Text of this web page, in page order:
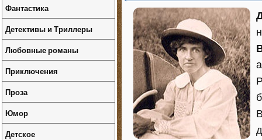
Фантастика
Детективы и Триллеры
Любовные романы
Приключения
Проза
Юмор
Детское